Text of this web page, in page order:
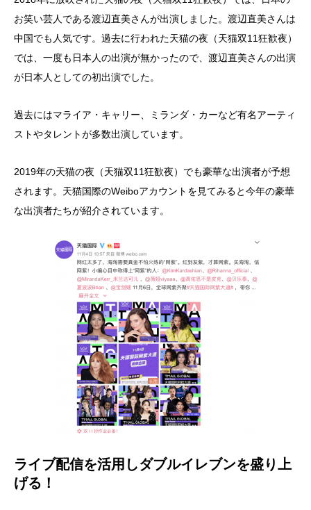
お笑い芸人である渡辺直美さんが出演しました。渡辺直美さんは
中国でも人気です。過去に行われた天猫の夜（天猫双11狂歓夜）
では、一度も日本人の出演が無かったので、渡辺直美さんの出演
が日本人としての初出演でした。
過去にはマライア・キャリー、ミランダ・カーなど有名アーティ
ストやタレントが多数出演しています。
2019年の天猫の夜（天猫双11狂歓夜）でも豪華な出演者が予想
されます。天猫国際のWeiboアカウントを見てみると今年の豪華
な出演者たちが紹介されています。
ライブ配信を活用しダブルイレブンを盛り上
げる！